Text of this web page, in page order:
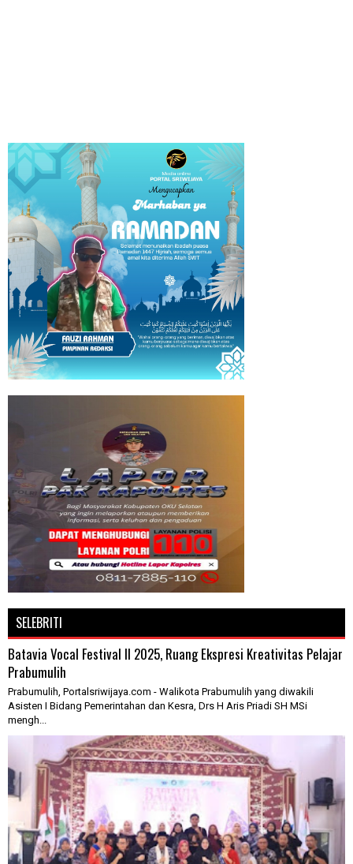
SELEBRITI
Batavia Vocal Festival II 2025, Ruang Ekspresi Kreativitas Pelajar
Prabumulih
Prabumulih, Portalsriwijaya.com - Walikota Prabumulih yang diwakili
Asisten I Bidang Pemerintahan dan Kesra, Drs H Aris Priadi SH MSi
mengh...